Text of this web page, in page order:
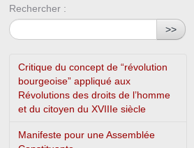
Rechercher :
>>
Critique du concept de “révolution
bourgeoise” appliqué aux
Révolutions des droits de l’homme
et du citoyen du XVIIIe siècle
Manifeste pour une Assemblée